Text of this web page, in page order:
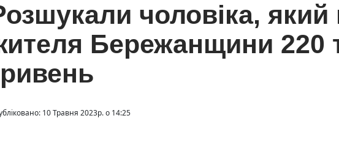
чоловіка, який
Бережанщини 220
10 Травня 2023р. о 14:25